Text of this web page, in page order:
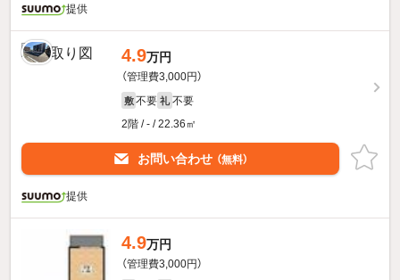
提供
4.9万円
（管理費3,000円）
敷 不要 礼 不要
2階 / - / 22.36㎡
お問い合わせ （無料）
提供
4.9万円
（管理費3,000円）